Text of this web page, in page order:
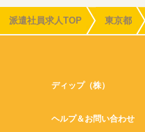
派遣社員求人TOP 東京都
ディップ（株）
ヘルプ＆お問い合わせ